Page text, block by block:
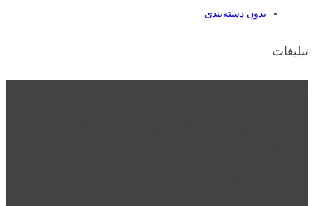
بدون دسته‌بندی
تبلیغات